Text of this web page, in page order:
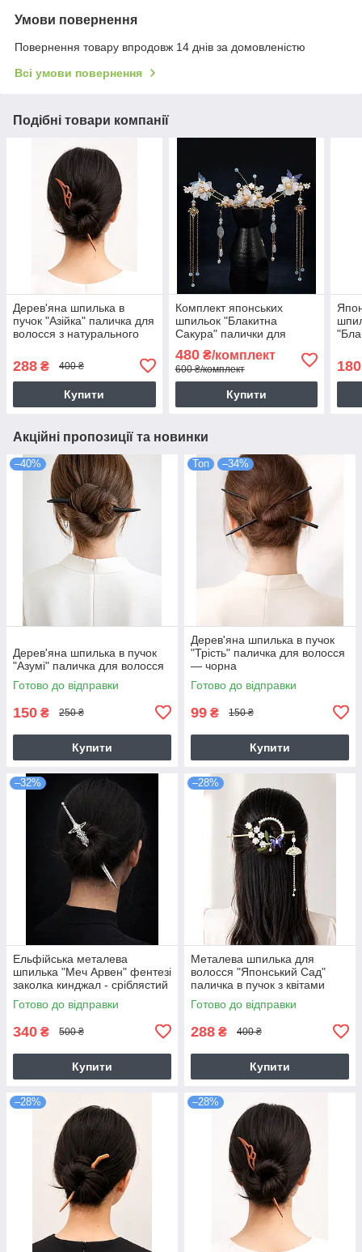
Умови повернення
Повернення товару впродовж 14 днів за домовленістю
Всі умови повернення
Подібні товари компанії
Дерев'яна шпилька в
пучок "Азійка" паличка для
волосся з натурального
288 ₴ 400 ₴
Купити
Комплект японських
шпильок "Блакитна
Сакура" палички для
480₴/комплект
600 ₴/комплект
Купити
180
Акційні пропозиції та новинки
–40%
Дерев'яна шпилька в пучок
"Азумі" паличка для волосся
Готово до відправки
150 ₴ 250 ₴
Купити
Топ –34%
Дерев'яна шпилька в пучок
"Трість" паличка для волосся
— чорна
Готово до відправки
99 ₴ 150 ₴
Купити
–32%
Ельфійська металева
шпилька "Меч Арвен" фентезі
заколка кинджал - сріблястий
Готово до відправки
340 ₴ 500 ₴
Купити
–28%
Металева шпилька для
волосся "Японський Сад"
паличка в пучок з квітами
Готово до відправки
288 ₴ 400 ₴
Купити
–28% –28%